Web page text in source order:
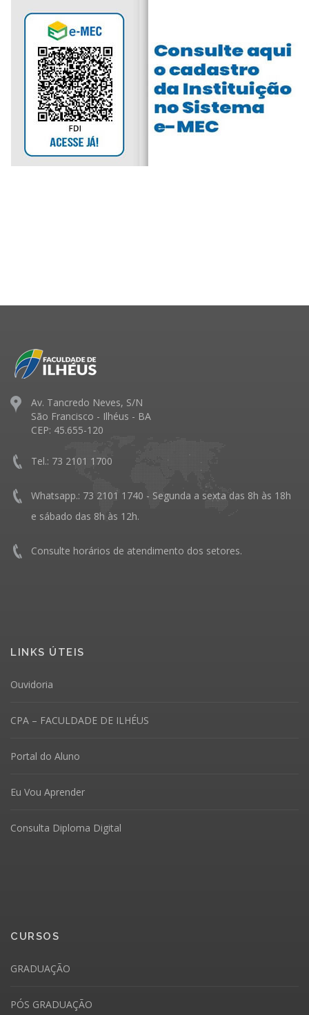
Av. Tancredo Neves, S/N
São Francisco - Ilhéus - BA
CEP: 45.655-120
Tel.: 73 2101 1700
Whatsapp.: 73 2101 1740 - Segunda a sexta das 8h às 18h
e sábado das 8h às 12h.
Consulte horários de atendimento dos setores.
LINKS ÚTEIS
Ouvidoria
CPA – FACULDADE DE ILHÉUS
Portal do Aluno
Eu Vou Aprender
Consulta Diploma Digital
CURSOS
GRADUAÇÃO
PÓS GRADUAÇÃO